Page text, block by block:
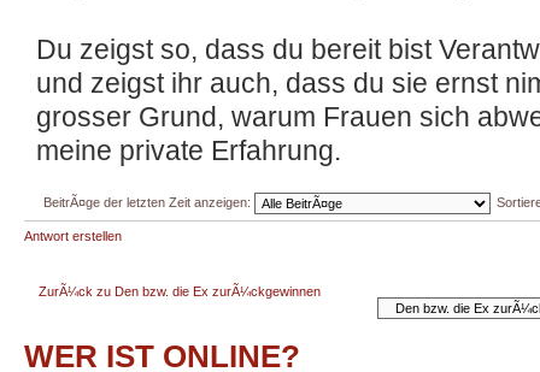
Du zeigst so, dass du bereit bist
und zeigst ihr auch, dass du sie ernst
grosser Grund, warum Frauen sich
meine private Erfahrung.
BeitrÃ¤ge der letzten Zeit anzeigen:
Antwort erstellen
ZurÃ¼ck zu Den bzw. die Ex zurÃ¼ckgewinnen
WER IST ONLINE?